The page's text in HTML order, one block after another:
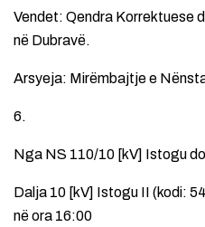
Vendet: Qendra Korrektuese
në Dubravë.
Arsyeja: Mirëmbajtje e
6.
Nga NS 110/10 [kV] Istogu
Dalja 10 [kV] Istogu II (kodi:
në ora 16:00